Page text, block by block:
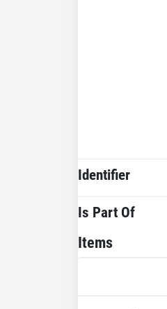
Identifier
Is Part Of
Items